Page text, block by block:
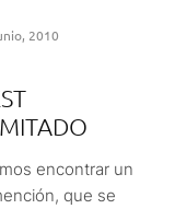
2010
encontrar un
que se